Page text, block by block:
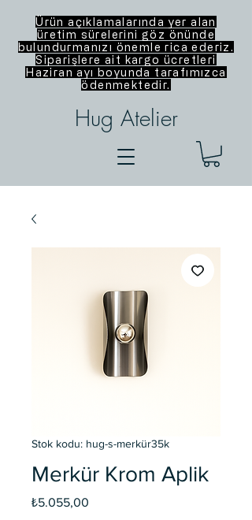
Ürün açıklamalarında yer alan
üretim sürelerini göz önünde
bulundurmanızı önemle rica ederiz.
Siparişlere ait kargo ücretleri
Haziran ayı boyunda tarafımızca
ödenmektedir.
Hug Atelier
Stok kodu: hug-s-merkür35k
Merkür Krom Aplik
₺5.055,00